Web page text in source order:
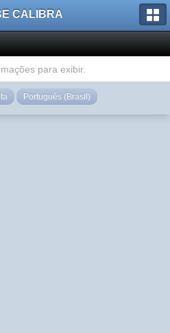
CALIBRA
para exibir.
Português (Brasil)